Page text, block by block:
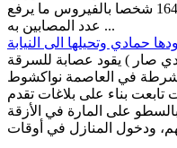
خلال عرض الحصيلة اليومية، أنها سجلت إصابة 164 شخصا بالفيروس ما يرفع
عدد المصابين به ...
حمادي وتحيلها الى النيابة
صار ) يقود عصابة للسرقة
في العاصمة نواكشوط
بناء على بلاغات تقدم
على المارة في الأزقة